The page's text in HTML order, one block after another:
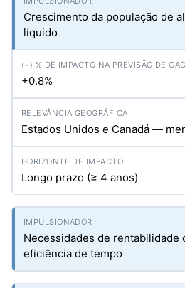
Crescimento da população de
líquido
+0.8%
Estados Unidos e Canadá —
Longo prazo (≥ 4 anos)
Necessidades de rentabilidade
eficiência de tempo